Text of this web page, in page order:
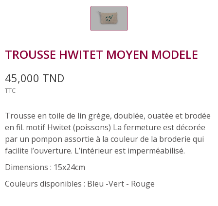
TROUSSE HWITET MOYEN MODELE
45,000 TND
TTC
Trousse en toile de lin grège, doublée, ouatée et brodée
en fil. motif Hwitet (poissons) La fermeture est décorée
par un pompon assortie à la couleur de la broderie qui
facilite l’ouverture. L’intérieur est imperméabilisé.
Dimensions : 15x24cm
Couleurs disponibles : Bleu -Vert - Rouge